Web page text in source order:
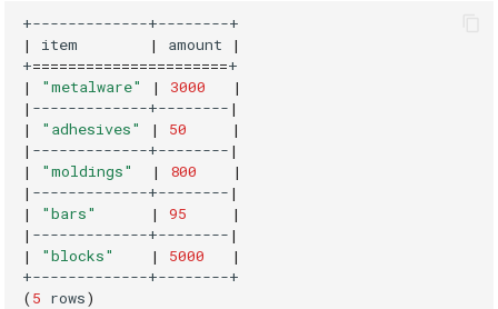
|
item | amount
|
+======================
|
"metalware" | 3000
|
| -------------+-------- |
|
"adhesives" | 50
|
| -------------+-------- |
|
"moldings" | 800
|
| -------------+-------- |
|
"bars" | 95
|
| -------------+-------- |
|
"blocks" | 5000
|
(5 rows)